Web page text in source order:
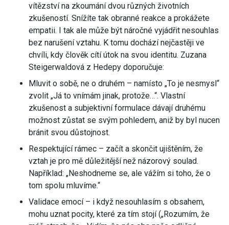
vítězství na zkoumání dvou různých životních
zkušeností. Snížíte tak obranné reakce a prokážete
empatii. I tak ale může být náročné vyjádřit nesouhlas
bez narušení vztahu. K tomu dochází nejčastěji ve
chvíli, kdy člověk cítí útok na svou identitu. Zuzana
Steigerwaldová z Hedepy doporučuje:
Mluvit o sobě, ne o druhém – namísto „To je nesmysl“
zvolit „Já to vnímám jinak, protože…“. Vlastní
zkušenost a subjektivní formulace dávají druhému
možnost zůstat se svým pohledem, aniž by byl nucen
bránit svou důstojnost.
Respektující rámec – začít a skončit ujištěním, že
vztah je pro mě důležitější než názorový soulad.
Například: „Neshodneme se, ale vážím si toho, že o
tom spolu mluvíme.“
Validace emocí – i když nesouhlasím s obsahem,
mohu uznat pocity, které za tím stojí („Rozumím, že